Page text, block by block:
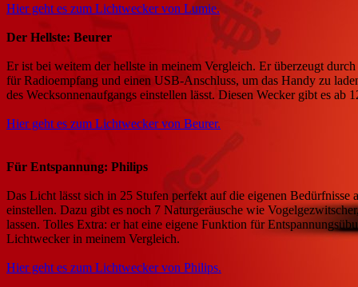
Hier geht es zum Lichtwecker von Lumie.
Der Hellste: Beurer
Er ist bei weitem der hellste in meinem Vergleich. Er überzeugt
für Radioempfang und einen USB-Anschluss, um das Handy zu
des Wecksonnenaufgangs einstellen lässt. Diesen Wecker gibt es ab
Hier geht es zum Lichtwecker von Beurer.
Für Entspannung: Philips
Das Licht lässt sich in 25 Stufen perfekt auf die eigenen Bedürfnisse
einstellen. Dazu gibt es noch 7 Naturgeräusche wie
lassen. Tolles Extra: er hat eine eigene Funktion für
Lichtwecker in meinem Vergleich.
Hier geht es zum Lichtwecker von Philips.